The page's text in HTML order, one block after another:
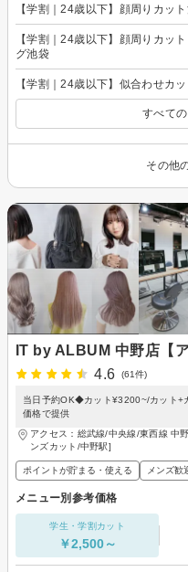
【学割｜24歳以下】顔周りカッ
【学割｜24歳以下】顔周りカッ
グ池袋
【学割｜24歳以下】似合わせカ
すべて
その他
IT by ALBUM 中野店【
4.6
(61件)
当日予約OK◆カット¥3200~/カット+
価格で提供
アクセス：総武線/中央線/東西線 中
ンズカット/中野駅]
ポイントが貯まる・使える メンズ歓
メニュー別参考価格
学生・学割カット
￥2,500～